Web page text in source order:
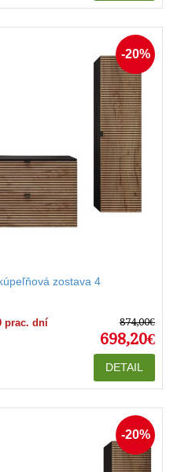
-20%
zostava 4
prac. dní 874,00€
698,20€
DETAIL
-20%